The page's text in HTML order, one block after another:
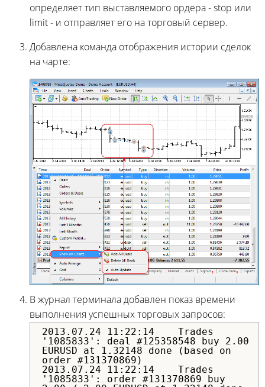
определяет тип выставляемого ордера - stop или
limit - и отправляет его на торговый сервер.
Добавлена команда отображения истории сделок
на чарте:
В журнал терминала добавлен показ времени
выполнения успешных торговых запросов:
2013.07.24 11:22:14 Trades
'1085833': deal #125358548 buy 2.00
EURUSD at 1.32148 done (based on
order #131370869)
2013.07.24 11:22:14 Trades
'1085833': order #131370869 buy